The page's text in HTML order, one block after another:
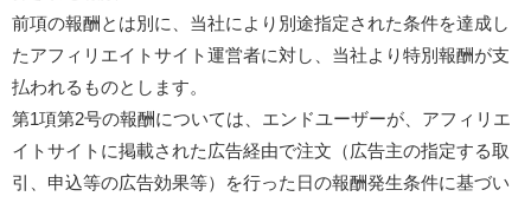
前項の報酬とは別に、当社により別途指定された条件を達成し
たアフィリエイトサイト運営者に対し、当社より特別報酬が支
払われるものとします。
第1項第2号の報酬については、エンドユーザーが、アフィリエ
イトサイトに掲載された広告経由で注文（広告主の指定する取
引、申込等の広告効果等）を行った日の報酬発生条件に基づい